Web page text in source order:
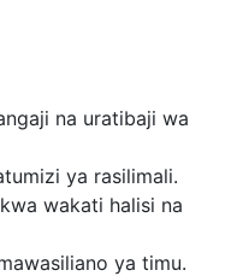
na uratibaji wa
ya rasilimali.
wakati halisi na
ya timu.